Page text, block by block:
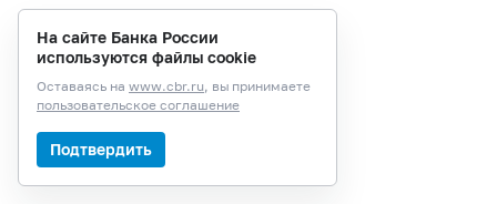
На сайте Банка России
используются файлы cookie
Оставаясь на www.cbr.ru, вы принимаете
пользовательское соглашение
Подтвердить